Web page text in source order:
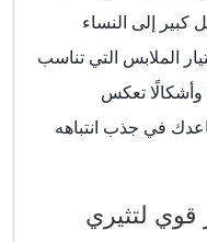
إلى النساء
الملابس التي تناسب
وأشكالًا تعكس
في جذب انتباهه
قوي لتثيري